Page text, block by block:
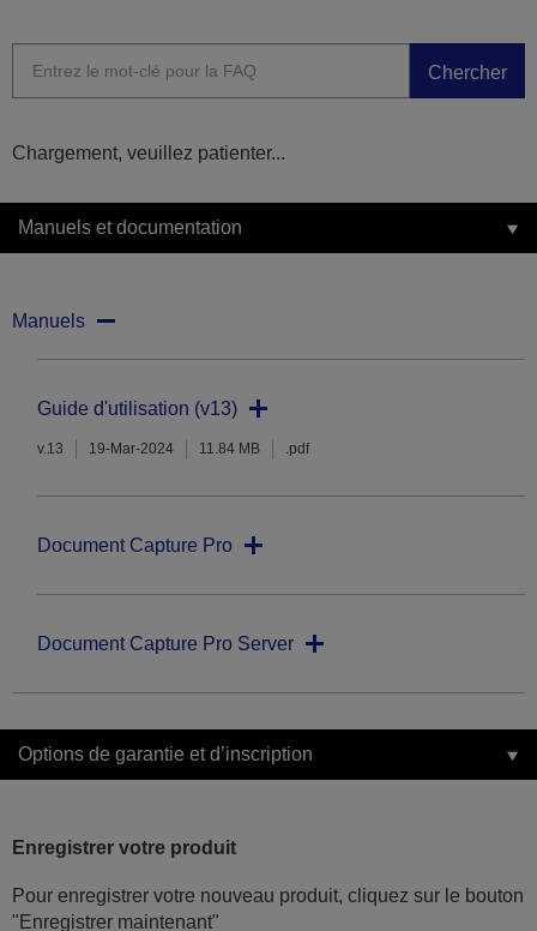
Chercher
Chargement, veuillez patienter...
Manuels et documentation
Manuels
Guide d'utilisation (v13)
v.13 19-Mar-2024 11.84 MB .pdf
Document Capture Pro
Document Capture Pro Server
Options de garantie et d’inscription
Enregistrer votre produit
Pour enregistrer votre nouveau produit, cliquez sur le bouton
"Enregistrer maintenant"